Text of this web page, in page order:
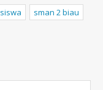
siswa sman 2 biau